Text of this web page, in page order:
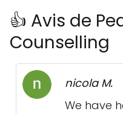
👍 Avis de
Counselling
nicola M.
We have